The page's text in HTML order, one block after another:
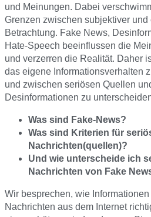
und Meinungen. Dabei
Grenzen zwischen subjektiver und
Betrachtung. Fake News,
Hate-Speech beeinflussen die
und verzerren die Realität. Daher
das eigene Informationsverhalten
und zwischen seriösen Quellen
Desinformationen zu
Was sind Fake-News?
Was sind Kriterien für
Nachrichten(quellen)?
Und wie unterscheide ich
Nachrichten von Fake
Wir besprechen, wie Informationen
Nachrichten aus dem Internet